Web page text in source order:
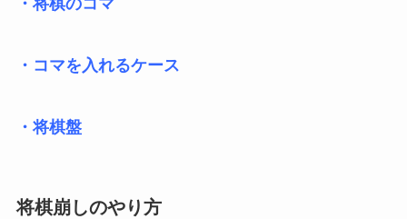
・将棋のコマ
・コマを入れるケース
・将棋盤
将棋崩しのやり方